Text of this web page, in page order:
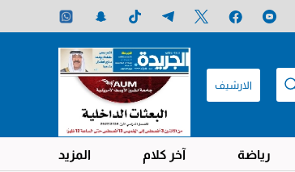
الارشيف
رياضة آخر كلام المزيد